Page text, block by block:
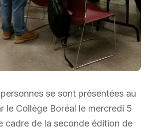
se sont présentées au
le Collège Boréal le mercredi 5
cadre de la seconde édition de